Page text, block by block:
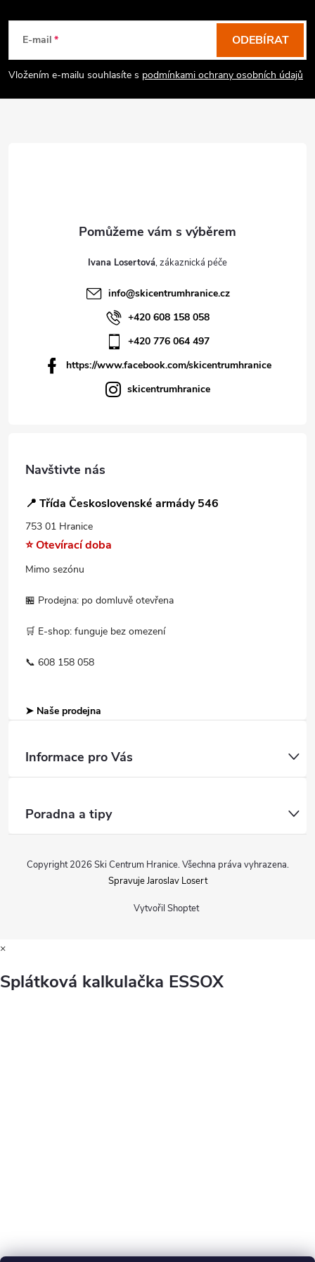
E-mail
Vložením e-mailu souhlasíte s podmínkami ochrany osobních údajů
ODEBÍRAT
Ivana Losertová
info@skicentrumhranice.cz
+420 608 158 058
+420 776 064 497
https://www.facebook.com/skicentrumhranice
skicentrumhranice
Navštivte nás
📍 Třída Československé armády 546
753 01 Hranice
⭐ Otevírací doba
Mimo sezónu
🏪 Prodejna: po domluvě otevřena
🛒 E-shop: funguje bez omezení
📞 608 158 058
➤ Naše prodejna
Informace pro Vás
Poradna a tipy
Vytvořil Shoptet
Copyright 2026 Ski Centrum Hranice. Všechna práva vyhrazena.
Spravuje Jaroslav Losert
×
Splátková kalkulačka ESSOX